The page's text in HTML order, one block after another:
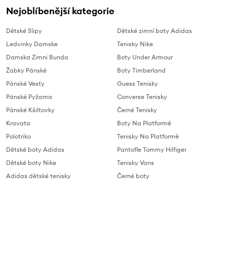
Nejoblíbenější kategorie
Dětské Slipy
Ledvinky Damske
Damska Zimni Bunda
Žabky Pánské
Pánské Vesty
Pánské Pyžama
Pánské Kšiltovky
Kravata
Polotriko
Dětské boty Adidas
Dětské boty Nike
Adidas dětské tenisky
Dětské zimní boty Adidas
Tenisky Nike
Boty Under Armour
Boty Timberland
Guess Tenisky
Converse Tenisky
Černé Tenisky
Boty Na Platformě
Tenisky Na Platformě
Pantofle Tommy Hilfiger
Tenisky Vans
Černé boty